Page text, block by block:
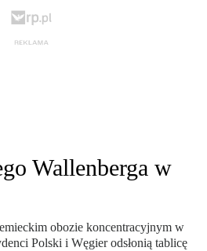
Wallenberga w
obozie koncentracyjnym w
Polski i Węgier odsłonią tablicę